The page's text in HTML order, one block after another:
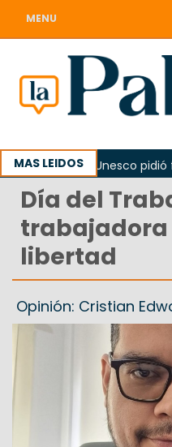
MENU
MAS LEIDOSLa Unesco pidió
Día del
trabajadora
libertad
Opinión: Cristian